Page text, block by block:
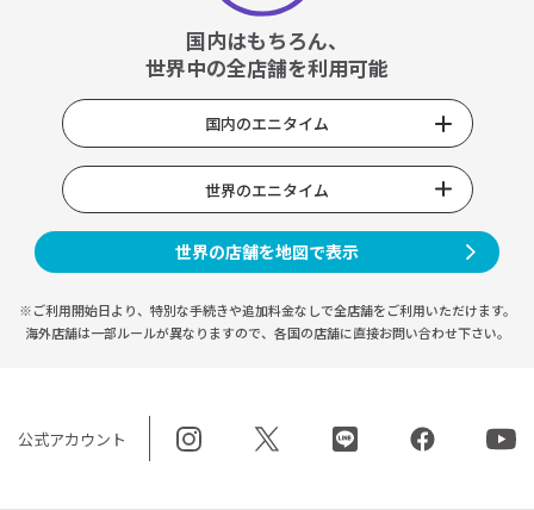
国内はもちろん、
世界中の全店舗を利用可能
国内のエニタイム
世界のエニタイム
世界の店舗を地図で表示
※ご利用開始日より、特別な手続きや追加料金なしで全店舗をご利用いただけます。
海外店舗は一部ルールが異なりますので、 各国の店舗に直接お問い合わせ下さい。
公式アカウント